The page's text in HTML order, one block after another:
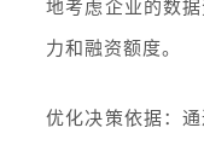
地考虑企业的数
力和融资额度。
优化决策依据：